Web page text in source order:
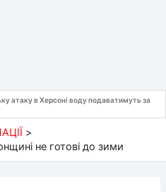
атаку в Херсоні воду подаватимуть за
не готові до зими